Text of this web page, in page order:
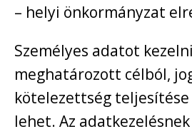
– helyi önkormányzat
Személyes adatot
meghatározott célból,
kötelezettség
lehet. Az